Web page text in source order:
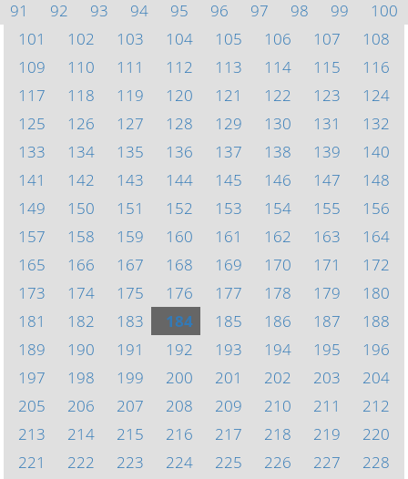
91
92 93 94 95 96 97 98 99
100
101
102 103 104 105 106 107
108
109
110 111 112 113 114 115
116
117
118 119 120 121 122 123
124
125
126 127 128 129 130 131
132
133
134 135 136 137 138 139
140
141
142 143 144 145 146 147
148
149
150 151 152 153 154 155
156
157
158 159 160 161 162 163
164
165
166 167 168 169 170 171
172
173
174 175 176 177 178 179
180
181
182 183 184 185 186 187
188
189
190 191 192 193 194 195
196
197
198 199 200 201 202 203
204
205
206 207 208 209 210 211
212
213
214 215 216 217 218 219
220
221
222 223 224 225 226 227
228